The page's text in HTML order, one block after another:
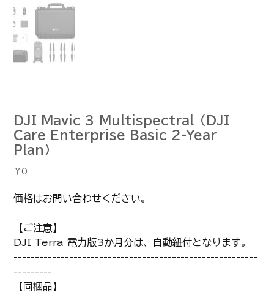
DJI Mavic 3 Multispectral（DJI
Care Enterprise Basic 2-Year
Plan）
価
格
￥0
価格はお問い合わせください。
【ご注意】
DJI Terra 電力版3か月分は、自動紐付となります。
---------------------------------------------------------
---------
【同梱品】